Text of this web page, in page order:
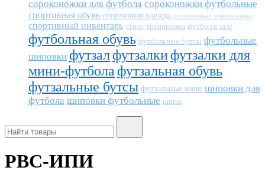
сороконожки для футбола сороконожки футбольные
спортивная обувь спортивная одежда спортивная экипировка
спортивный инвентарь стиль тренировки футбол в зале
футбольная обувь футбольные бутсы футбольные
шиповки футзалфутзалкифутзалки для
мини-футбола футзальная обувь
футзальные бутсы футзальные мячи шиповки для
футбола шиповки футбольные шипы
РВС-ИПИ